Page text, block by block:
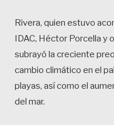
Rivera, quien estuvo
IDAC, Héctor Porcella
subrayó la creciente
cambio climático en el
playas, así como el
del mar.